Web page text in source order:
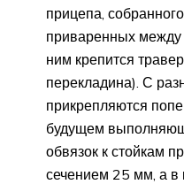
прицепа,
приваренных
ним крепится
перекладина). С
прикрепляются
будущем
обвязок к стойкам
сечением 25 мм, а в